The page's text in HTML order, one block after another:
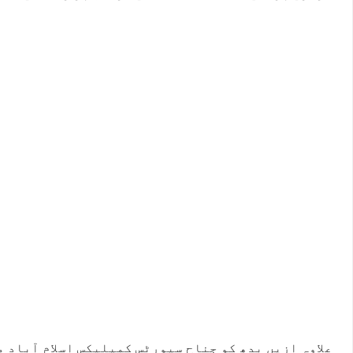
علاوہ ازیں بدھ کو جناح سپورٹس کمپلیکس اسلام آباد